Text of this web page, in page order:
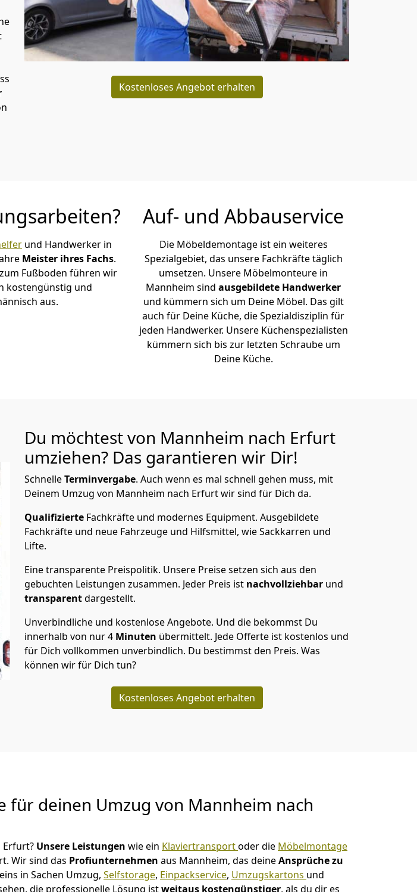
Kostenloses Angebot erhalten
und Handwerker in
Meister ihres Fachs.
Fußboden führen wir
kostengünstig und
aus.
Auf- und Abbauservice
Die Möbeldemontage ist ein weiteres
Spezialgebiet, das unsere Fachkräfte täglich
umsetzen. Unsere Möbelmonteure in
Mannheim sind ausgebildete Handwerker
und kümmern sich um Deine Möbel. Das gilt
auch für Deine Küche, die Spezialdisziplin für
jeden Handwerker. Unsere Küchenspezialisten
kümmern sich bis zur letzten Schraube um
Deine Küche.
Du möchtest von Mannheim nach Erfurt
umziehen? Das garantieren wir Dir!
SchnelleTerminvergabe. Auch wenn es mal schnell gehen muss, mit
Deinem Umzug von Mannheim nach Erfurt wir sind für Dich da.
Qualifizierte Fachkräfte und modernes Equipment. Ausgebildete
Fachkräfte und neue Fahrzeuge und Hilfsmittel, wie Sackkarren und
Lifte.
Eine transparente Preispolitik. Unsere Preise setzen sich aus den
gebuchten Leistungen zusammen. Jeder Preis ist nachvollziehbar und
transparentdargestellt.
Unverbindliche und kostenlose Angebote. Und die bekommst Du
innerhalb von nur4 Minuten übermittelt. Jede Offerte ist kostenlos und
für Dich vollkommen unverbindlich. Du bestimmst den Preis. Was
können wir für Dich tun?
Kostenloses Angebot erhalten
für deinen Umzug von Mannheim nach
Erfurt? Unsere Leistungen wie ein Klaviertransportoder die Möbelmontage
Wir sind das Profiunternehmen aus Mannheim, das deineAnsprüche zu
in Sachen Umzug, Selfstorage, Einpackservice, Umzugskartons und
die professionelle Lösung istweitaus kostengünstiger, als du dir es